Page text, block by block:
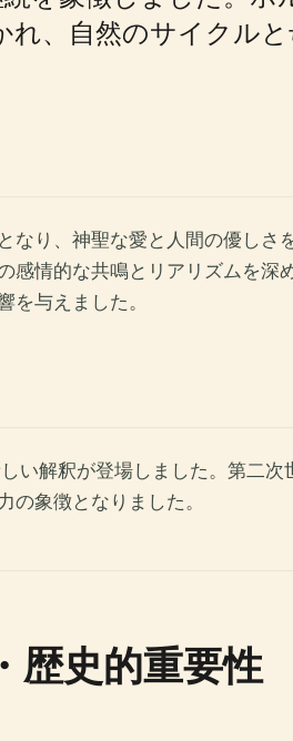
、自然のサイクル
り、神聖な愛と人間の優し
感情的な共鳴とリアリズムを深
を与えました。
い解釈が登場しました。第二
象徴となりました。
歴史的重要性